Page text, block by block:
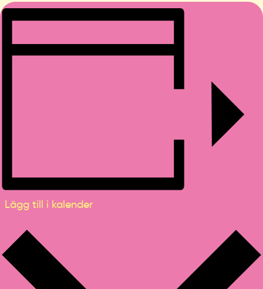
Lägg till i kalender